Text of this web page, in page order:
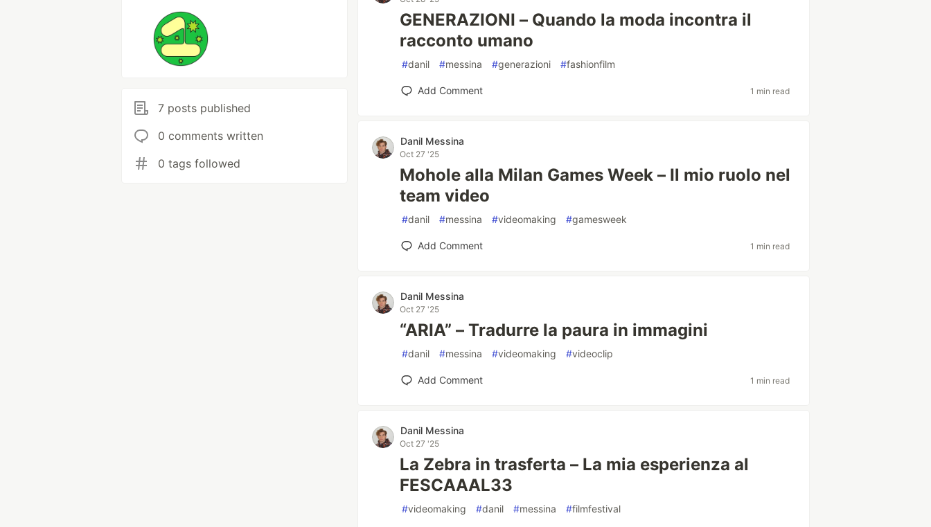
7 posts published
0 comments written
0 tags followed
GENERAZIONI – Quando la moda incontra il
racconto umano
#danil #messina #generazioni #fashionfilm
Add Comment 1 min read
Danil Messina
Oct 27 '25
Mohole alla Milan Games Week – Il mio ruolo nel
team video
#danil #messina #videomaking #gamesweek
Add Comment 1 min read
Danil Messina
Oct 27 '25
“ARIA” – Tradurre la paura in immagini
#danil #messina #videomaking #videoclip
Add Comment 1 min read
Danil Messina
Oct 27 '25
La Zebra in trasferta – La mia esperienza al
FESCAAAL33
#videomaking #danil #messina #filmfestival